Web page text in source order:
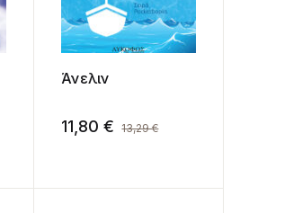
Άνελιν
11,80€ 13,29€